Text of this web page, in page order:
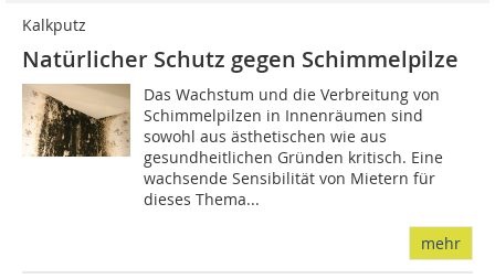
Kalkputz
Natürlicher Schutz gegen Schimmelpilze
Das Wachstum und die Verbreitung von
Schimmelpilzen in Innenräumen sind
sowohl aus ästhetischen wie aus
gesundheitlichen Gründen kritisch. Eine
wachsende Sensibilität von Mietern für
dieses Thema...
mehr